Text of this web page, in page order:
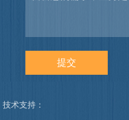
术支持：